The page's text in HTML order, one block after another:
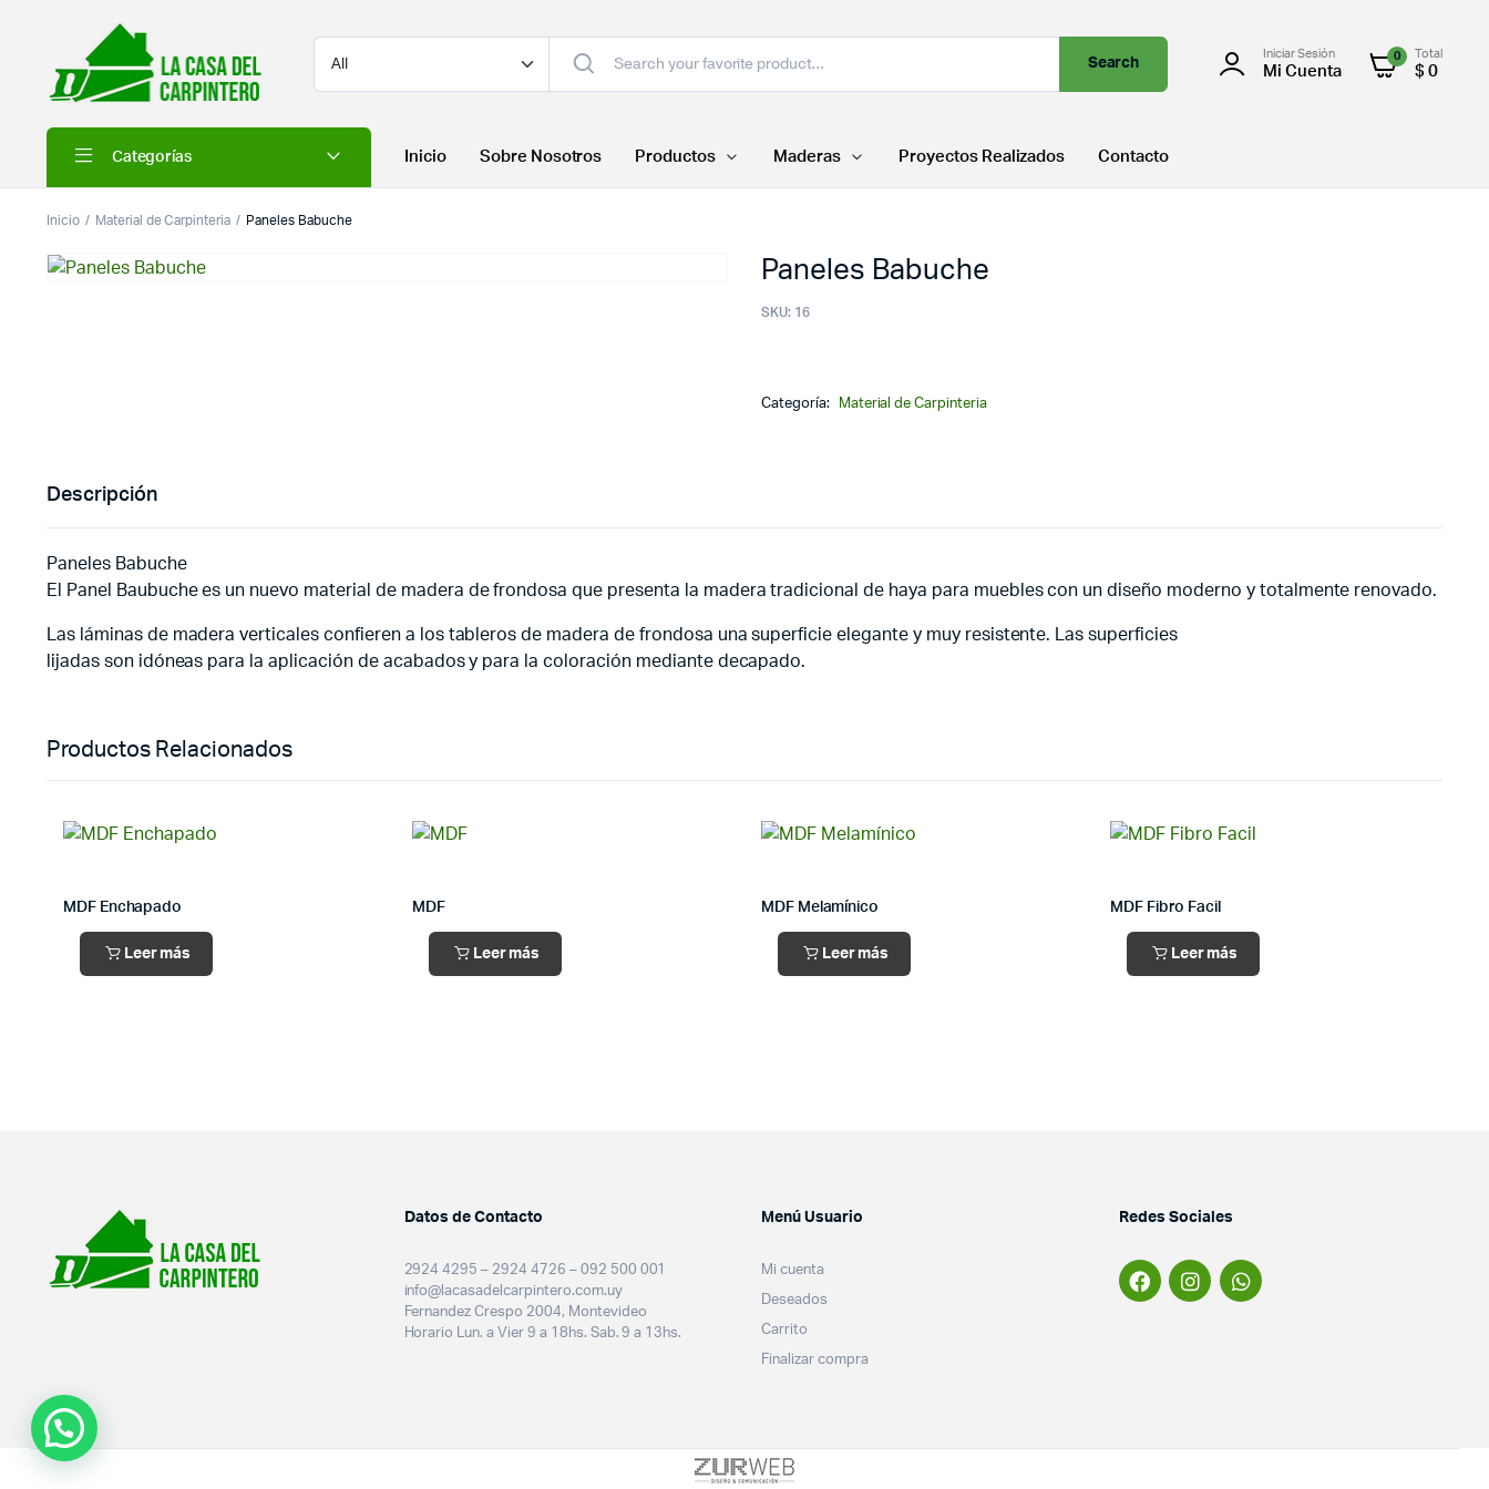
Search
Iniciar Sesión
Mi Cuenta
0 Total
$ 0
Categorías Inicio Sobre Nosotros Productos Maderas Proyectos Realizados Contacto
Inicio Material de Carpinteria Paneles Babuche
Paneles Babuche
SKU: 16
Categoría: Material de Carpinteria
Descripción
Paneles Babuche
El Panel Baubuche es un nuevo material de madera de frondosa que presenta la madera tradicional de haya para muebles con un diseño moderno y totalmente renovado.
Las láminas de madera verticales confieren a los tableros de madera de frondosa una superficie elegante y muy resistente. Las superficies
lijadas son idóneas para la aplicación de acabados y para la coloración mediante decapado.
Productos Relacionados
MDF Enchapado
Leer más
MDF
Leer más
MDF Melamínico
Leer más
MDF Fibro Facil
Leer más
Datos de Contacto
2924 4295 – 2924 4726 – 092 500 001
info@lacasadelcarpintero.com.uy
Fernandez Crespo 2004, Montevideo
Horario Lun. a Vier 9 a 18hs. Sab. 9 a 13hs.
Menú Usuario
Mi cuenta
Deseados
Carrito
Finalizar compra
Redes Sociales